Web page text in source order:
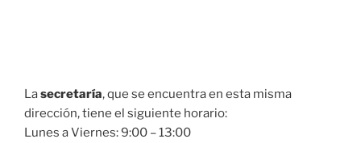
Lasecretaría, que se encuentra en esta misma
dirección, tiene el siguiente horario:
Lunes a Viernes: 9:00 – 13:00